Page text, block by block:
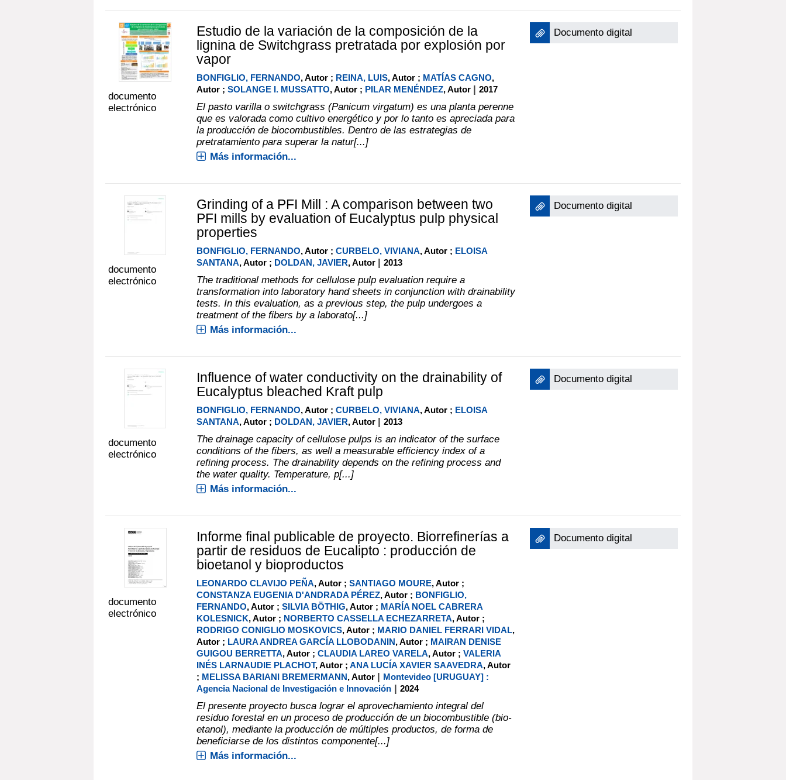
documento
electrónico
Estudio de la variación de la composición de la
lignina de Switchgrass pretratada por explosión por
vapor
BONFIGLIO, FERNANDO, Autor ; REINA, LUIS, Autor ; MATÍAS CAGNO,
Autor ; SOLANGE I. MUSSATTO, Autor ; PILAR MENÉNDEZ, Autor | 2017
El pasto varilla o switchgrass (Panicum virgatum) es una planta perenne
que es valorada como cultivo energético y por lo tanto es apreciada para
la producción de biocombustibles. Dentro de las estrategias de
pretratamiento para superar la natur[...]
Más información...
Documento digital
documento
electrónico
Grinding of a PFI Mill : A comparison between two
PFI mills by evaluation of Eucalyptus pulp physical
properties
BONFIGLIO, FERNANDO, Autor ; CURBELO, VIVIANA, Autor ; ELOISA
SANTANA, Autor ; DOLDAN, JAVIER, Autor | 2013
The traditional methods for cellulose pulp evaluation require a
transformation into laboratory hand sheets in conjunction with drainability
tests. In this evaluation, as a previous step, the pulp undergoes a
treatment of the fibers by a laborato[...]
Más información...
Documento digital
documento
electrónico
Influence of water conductivity on the drainability of
Eucalyptus bleached Kraft pulp
BONFIGLIO, FERNANDO, Autor ; CURBELO, VIVIANA, Autor ; ELOISA
SANTANA, Autor ; DOLDAN, JAVIER, Autor | 2013
The drainage capacity of cellulose pulps is an indicator of the surface
conditions of the fibers, as well a measurable efficiency index of a
refining process. The drainability depends on the refining process and
the water quality. Temperature, p[...]
Más información...
Documento digital
documento
electrónico
Informe final publicable de proyecto. Biorrefinerías a
partir de residuos de Eucalipto : producción de
bioetanol y bioproductos
LEONARDO CLAVIJO PEÑA, Autor ; SANTIAGO MOURE, Autor ;
CONSTANZA EUGENIA D'ANDRADA PÉREZ, Autor ; BONFIGLIO,
FERNANDO, Autor ; SILVIA BÖTHIG, Autor ; MARÍA NOEL CABRERA
KOLESNICK, Autor ; NORBERTO CASSELLA ECHEZARRETA, Autor ;
RODRIGO CONIGLIO MOSKOVICS, Autor ; MARIO DANIEL FERRARI VIDAL,
Autor ; LAURA ANDREA GARCÍA LLOBODANIN, Autor ; MAIRAN DENISE
GUIGOU BERRETTA, Autor ; CLAUDIA LAREO VARELA, Autor ; VALERIA
INÉS LARNAUDIE PLACHOT, Autor ; ANA LUCÍA XAVIER SAAVEDRA, Autor
; MELISSA BARIANI BREMERMANN, Autor | Montevideo [URUGUAY] :
Agencia Nacional de Investigación e Innovación| 2024
El presente proyecto busca lograr el aprovechamiento integral del
residuo forestal en un proceso de producción de un biocombustible (bio-
etanol), mediante la producción de múltiples productos, de forma de
beneficiarse de los distintos componente[...]
Más información...
Documento digital